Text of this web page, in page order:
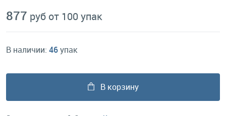
877 руб от 100 упак
В наличии: 46упак
В корзину